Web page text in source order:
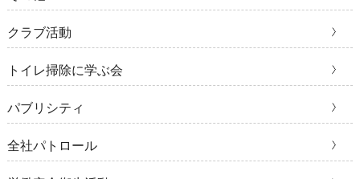
クラブ活動
トイレ掃除に学ぶ会
パブリシティ
全社パトロール